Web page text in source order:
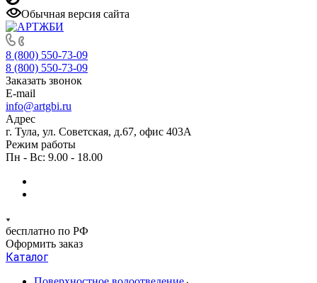
Обычная версия сайта
8 (800) 550-73-09
8 (800) 550-73-09
Заказать звонок
E-mail
info@artgbi.ru
Адрес
г. Тула, ул. Советская, д.67, офис 403А
Режим работы
Пн - Вс: 9.00 - 18.00
бесплатно по РФ
Оформить заказ
Каталог